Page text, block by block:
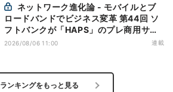
ロードバンドでビジネス変革 第44回 ソ
フトバンクが「HAPS」のプレ商用サー
ビス開始を表明、本格的な商用展開のめ
2026/08/06 11:00 連載
ランキングをもっと見る